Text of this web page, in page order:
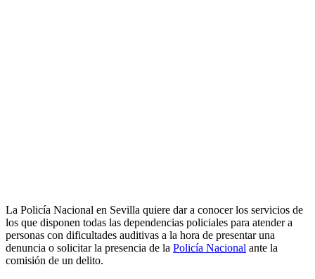
La Policía Nacional en Sevilla quiere dar a conocer los servicios de
los que disponen todas las dependencias policiales para atender a
personas con dificultades auditivas a la hora de presentar una
denuncia o solicitar la presencia de la Policía Nacional ante la
comisión de un delito.